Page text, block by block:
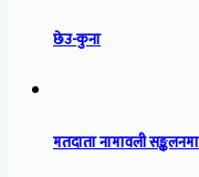
छेउ-कुना
मतदाता नामावली